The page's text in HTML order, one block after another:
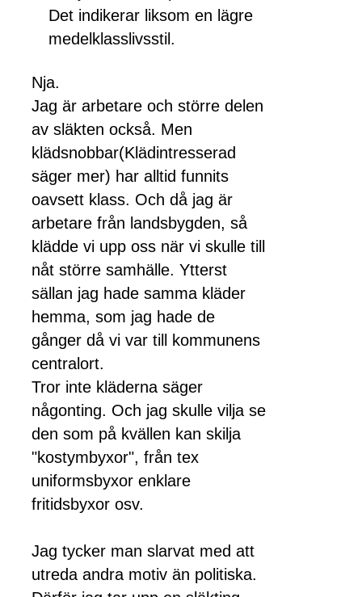
Det indikerar liksom en lägre
medelklasslivsstil.
Nja.
Jag är arbetare och större delen
av släkten också. Men
klädsnobbar(Klädintresserad
säger mer) har alltid funnits
oavsett klass. Och då jag är
arbetare från landsbygden, så
klädde vi upp oss när vi skulle till
nåt större samhälle. Ytterst
sällan jag hade samma kläder
hemma, som jag hade de
gånger då vi var till kommunens
centralort.
Tror inte kläderna säger
någonting. Och jag skulle vilja se
den som på kvällen kan skilja
"kostymbyxor", från tex
uniformsbyxor enklare
fritidsbyxor osv.
Jag tycker man slarvat med att
utreda andra motiv än politiska.